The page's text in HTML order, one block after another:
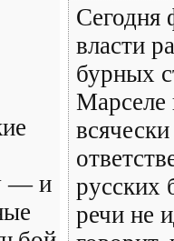
— и
Сегодня
власти
бурных
Марселе
русских
речи не